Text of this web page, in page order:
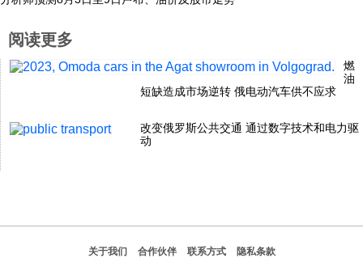
文化
历史
体育
视听
阅读更多
燃
油
短缺造成市场逆转 俄电动汽车供不应求
改变俄罗斯公共交通 通过数字技术和电力驱
动
关于我们 合作伙伴 联系方式 隐私条款